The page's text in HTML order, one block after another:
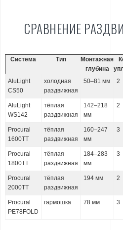
СРАВНЕНИЕ
Система Тип
Монтажная
глубина
AluLight
CS50
холодная
раздвижная
50–81 мм 2
AluLight
WS142
тёплая
раздвижная
142–218
мм
2
Procural
1600ТТ
тёплая
раздвижная
160–247
мм
3
Procural
1800ТТ
тёплая
раздвижная
184–283
мм
3
Procural
2000ТТ
тёплая
раздвижная
194 мм 2
Procural
PE78FOLD
гармошка 78 мм 3